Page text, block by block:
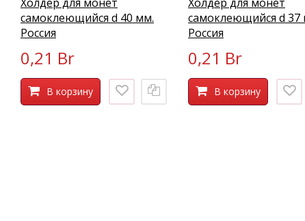
Холдер для монет
самоклеющийся d 40 мм.
Россия
0,21 Br
В корзину
Холдер для монет
самоклеющийся d 37
Россия
0,21 Br
В корзину